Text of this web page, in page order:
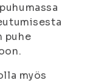
puhe
myös